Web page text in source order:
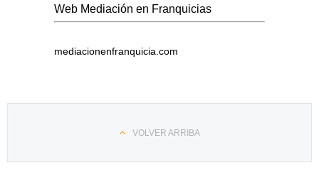
Web Mediación en Franquicias
mediacionenfranquicia.com
VOLVER ARRIBA